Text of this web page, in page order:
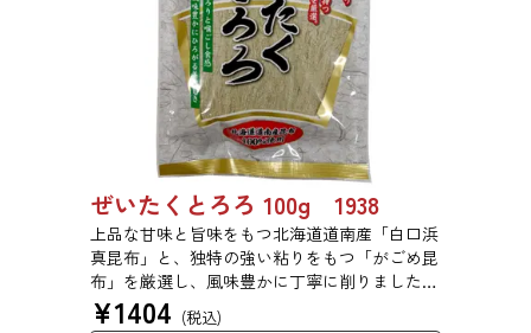
ぜいたくとろろ 100g 1938
上品な甘味と旨味をもつ北海道道南産「白口浜
真昆布」と、独特の強い粘りをもつ「がごめ昆
布」を厳選し、風味豊かに丁寧に削りました。
ぜいたくな味を、思う存分にご堪能ください。
¥1404 (税込)